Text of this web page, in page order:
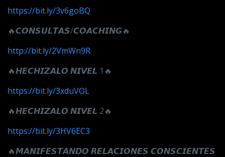
https://bit.ly/3v6goBQ
🔥𝘾𝙊𝙉𝙎𝙐𝙇𝙏𝘼𝙎/𝘾𝙊𝘼𝘾𝙃𝙄𝙉𝙂🔥
http://bit.ly/2VmWn9R
🔥𝙃𝙀𝘾𝙃𝙄𝙕𝘼𝙇𝙊 𝙉𝙄𝙑𝙀𝙇 1🔥
https://bit.ly/3xduVOL
🔥𝙃𝙀𝘾𝙃𝙄𝙕𝘼𝙇𝙊 𝙉𝙄𝙑𝙀𝙇 2🔥
https://bit.ly/3HV6EC3
🔥𝙈𝘼𝙉𝙄𝙁𝙀𝙎𝙏𝘼𝙉𝘿𝙊 𝙍𝙀𝙇𝘼𝘾𝙄𝙊𝙉𝙀𝙎 𝘾𝙊𝙉𝙎𝘾𝙄𝙀𝙉𝙏𝙀𝙎